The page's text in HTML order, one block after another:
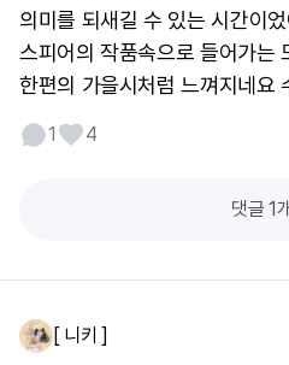
의미를 되새길 수 있는 시간이
스피어의 작품속으로 들어가는
한편의 가을시처럼 느껴지네요
1 4
댓글 1개
[ 니키 ]